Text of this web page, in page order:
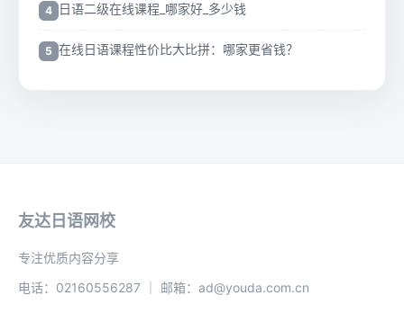
日语二级在线课程_哪家好_多少钱
在线日语课程性价比大比拼：哪家更省钱？
友达日语网校
专注优质内容分享
电话：02160556287 ｜ 邮箱：ad@youda.com.cn